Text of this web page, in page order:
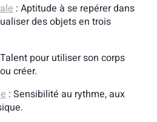
: Aptitude à se repérer dans
des objets en trois
pour utiliser son corps
créer.
: Sensibilité au rythme, aux